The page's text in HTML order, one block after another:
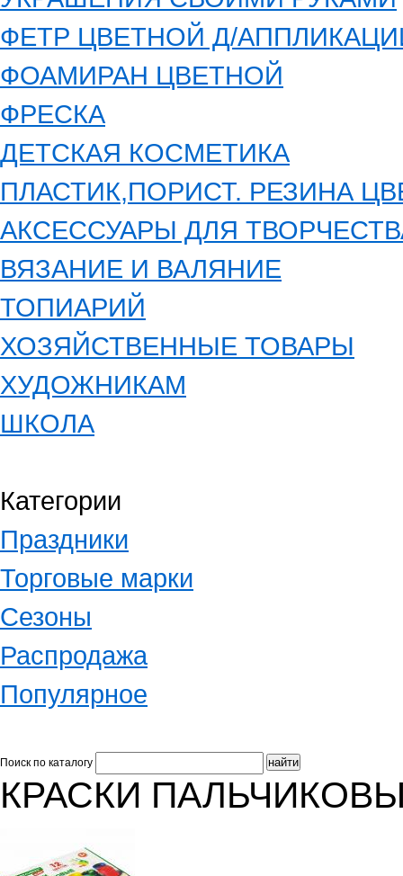
ФЕТР ЦВЕТНОЙ Д/
ФОАМИРАН ЦВЕТНОЙ
ФРЕСКА
ДЕТСКАЯ КОСМЕТИКА
ПЛАСТИК,ПОРИСТ. РЕЗИНА
АКСЕССУАРЫ ДЛЯ
ВЯЗАНИЕ И ВАЛЯНИЕ
ТОПИАРИЙ
ХОЗЯЙСТВЕННЫЕ ТОВАРЫ
ХУДОЖНИКАМ
ШКОЛА
Категории
Праздники
Торговые марки
Сезоны
Распродажа
Популярное
Поиск по каталогу
КРАСКИ